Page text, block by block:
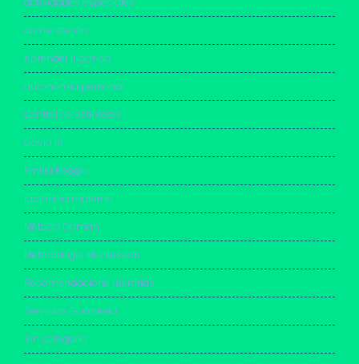
alimentación
Aprender jugando
autonomía personal
control de esfínteres
Covid 19.
Emilia Reggio
lactancia materna
Método Doman
Metodología Montessori
Recomendacione Literarias
Servicios Guardería
Sin categoría